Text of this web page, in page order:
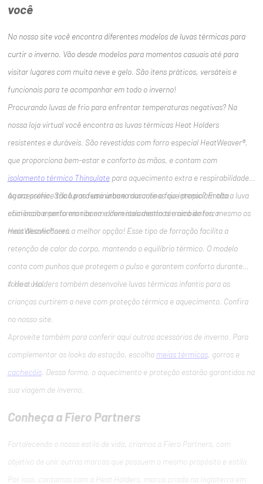
você
No nosso site você encontra diferentes modelos de luvas térmicas para
curtir o inverno. Vão desde modelos para momentos casuais até para
visitar lugares com muita neve e gelo. São itens práticos, versáteis e
funcionais para te acompanhar em todo o inverno!
Procurando luvas de frio para enfrentar temperaturas negativas? Na
nossa loja virtual você encontra as luvas térmicas Heat Holders
resistentes e duráveis. São revestidas com forro especial HeatWeaver®,
que proporciona bem-estar e conforto às mãos, e contam com
isolamento térmico Thinsulatepara aquecimento extra e respirabilidade
ao acessório. São luvas femininas e masculinas que propiciam alta
eficiência e performance em diferentes destinos e ambientes, mesmo os
mais desafiadores.
Agora preferetricô para uso urbanodurante o frio intenso? Então a luva
com acabamento em ribana e com isolamento térmico do forro
HeatWeaver® será a melhor opção! Esse tipo de forração facilita a
retenção de calor do corpo, mantendo o equilíbrio térmico. O modelo
conta com punhos que protegem o pulso e garantem conforto durante
todo o uso.
A Heat Holders também desenvolve luvas térmicas infantis para as
crianças curtirem a neve com proteção térmica e aquecimento. Confira
no nosso site.
Aproveite também para conferir aqui outros acessórios de inverno. Para
complementar os looks da estação, escolha meias térmicas, gorros e
cachecóis. Dessa forma, o aquecimento e proteção estarão garantidos na
sua viagem de inverno.
Conheça a Fiero Partners
Fortalecendo o nosso estilo de vida, criamos a Fiero Partners, com
objetivo de unir outras marcas que possuem o mesmo propósito e estilo.
Por isso, contamos com a Heat Holders, marca criada na Inglaterra em